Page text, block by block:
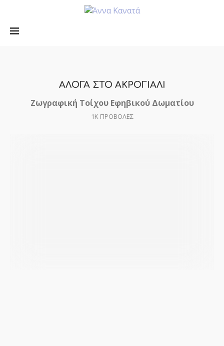
ΑΛΟΓΑ ΣΤΟ ΑΚΡΟΓΙΑΛΙ
Ζωγραφική Τοίχου Εφηβικού Δωματίου
1KΠΡΟΒΟΛΕΣ